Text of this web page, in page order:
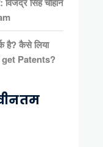
है? कैसे लिया
get Patents?